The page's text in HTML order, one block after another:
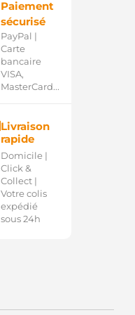
Paiement
sécurisé
PayPal |
Carte
bancaire
VISA,
MasterCard...
Livraison
rapide
Domicile |
Click &
Collect |
Votre colis
expédié
sous 24h